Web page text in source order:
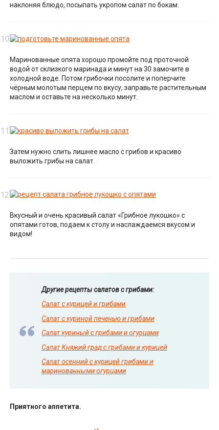
наклоняя блюдо, посыпать укропом салат по бокам.
Маринованные опята хорошо промойте под проточной
водой от склизкого маринада и минут на 30 замочите в
холодной воде. Потом грибочки посолите и поперчите
чёрным молотым перцем по вкусу, заправьте растительным
маслом и оставьте на несколько минут.
Затем нужно слить лишнее масло с грибов и красиво
выложить грибы на салат.
Вкусный и очень красивый салат «Грибное лукошко» с
опятами готов, подаем к столу и наслаждаемся вкусом и
видом!
Другие рецепты салатов сгрибами:
Салат с курицей и грибами
Салат с куриной печенью и грибами
Салат куриный с грибами и огурцами
Салат Княжий град с грибами и курицей
Салат осенний с курицей грибами и
маринованными огурцами
Приятного аппетита.